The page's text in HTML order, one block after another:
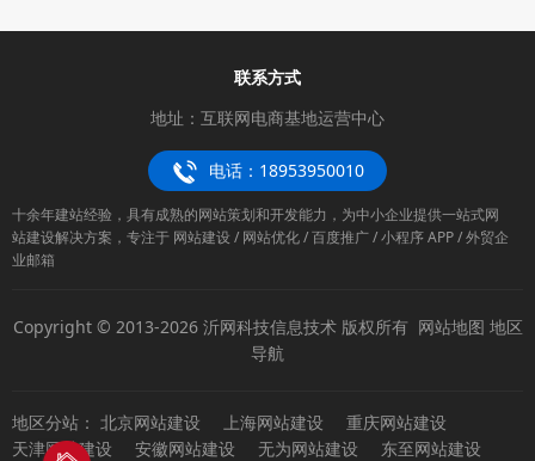
联系方式
地址：互联网电商基地运营中心
电话：18953950010
十余年建站经验，具有成熟的网站策划和开发能力，为中小企业提供一站式网
站建设解决方案，专注于 网站建设 / 网站优化 / 百度推广 / 小程序 APP / 外贸企
业邮箱
Copyright © 2013-2026 沂网科技信息技术 版权所有 网站地图 地区
导航
地区分站： 北京网站建设 上海网站建设
重庆网站建设
天津网站建设
安徽网站建设 无为网站建设 东至网站建设